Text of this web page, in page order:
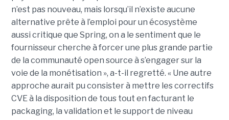
n’est pas nouveau, mais lorsqu’il n’existe aucune
alternative prête à l’emploi pour un écosystème
aussi critique que Spring, on a le sentiment que le
fournisseur cherche à forcer une plus grande partie
de la communauté open source à s’engager sur la
voie de la monétisation », a-t-il regretté. « Une autre
approche aurait pu consister à mettre les correctifs
CVE à la disposition de tous tout en facturant le
packaging, la validation et le support de niveau